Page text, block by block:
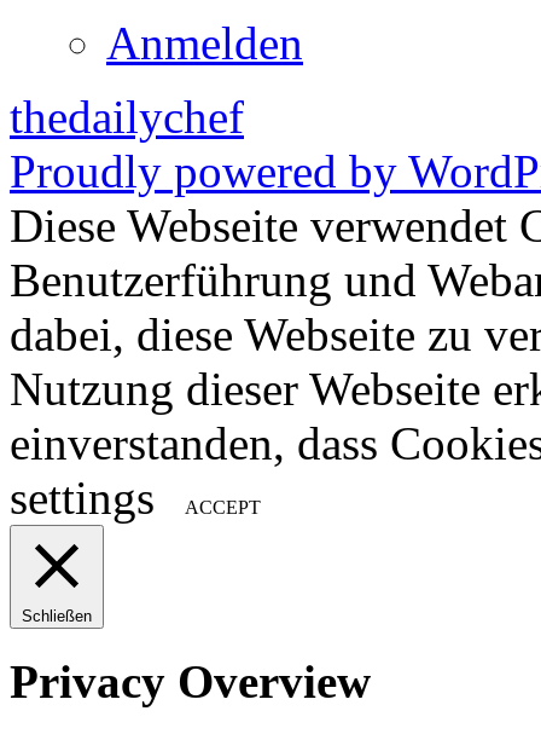
Anmelden
thedailychef
Proudly powered by
Diese Webseite verwendet
Benutzerführung und
dabei, diese Webseite zu
Nutzung dieser Webseite
einverstanden, dass
settings
ACCEPT
Schließen
Privacy Overview